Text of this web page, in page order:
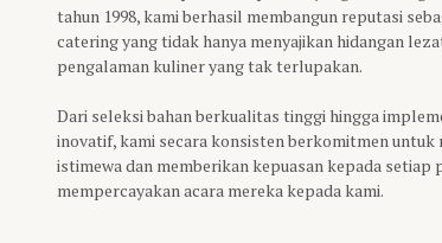
tahun 1998, kami berhasil membangun reputasi
catering yang tidak hanya menyajikan hidangan
pengalaman kuliner yang tak terlupakan.
Dari seleksi bahan berkualitas tinggi hingga
inovatif, kami secara konsisten berkomitmen untuk
istimewa dan memberikan kepuasan kepada setiap
mempercayakan acara mereka kepada kami.